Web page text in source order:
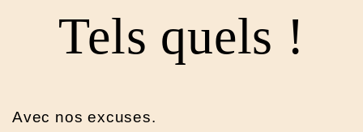
Tels quels !
Avec nos excuses.